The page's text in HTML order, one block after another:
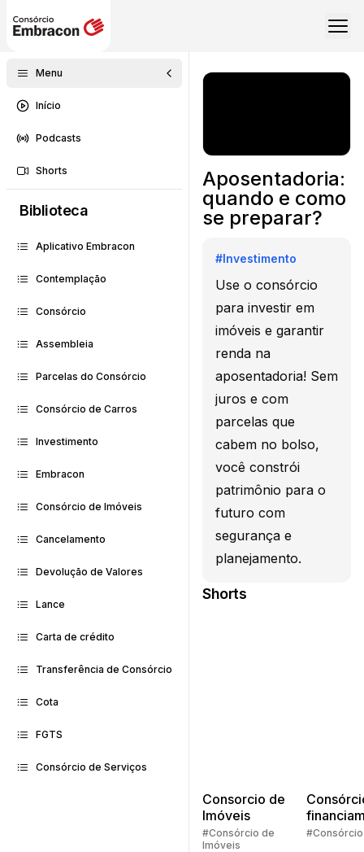
Menu
Início
Podcasts
Shorts
Biblioteca
Aplicativo Embracon
Contemplação
Consórcio
Assembleia
Parcelas do Consórcio
Consórcio de Carros
Investimento
Embracon
Consórcio de Imóveis
Cancelamento
Devolução de Valores
Lance
Carta de crédito
Transferência de Consórcio
Cota
FGTS
Consórcio de Serviços
Aposentadoria:
quando e como
se preparar?
#Investimento
Use o consórcio
para investir em
imóveis e garantir
renda na
aposentadoria! Sem
juros e com
parcelas que
cabem no bolso,
você constrói
patrimônio para o
futuro com
segurança e
planejamento.
Shorts
Consorcio de
Imóveis
#Consórcio de
Imóveis
Quem
#Consórcio